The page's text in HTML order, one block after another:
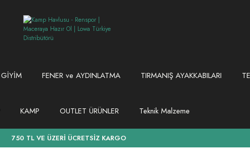
GİYİM FENER ve AYDINLATMA TIRMANIŞ AYAKKABILARI
KAMP OUTLET ÜRÜNLER Teknik Malzeme
750 TL VE ÜZERİ ÜCRETSİZ KARGO